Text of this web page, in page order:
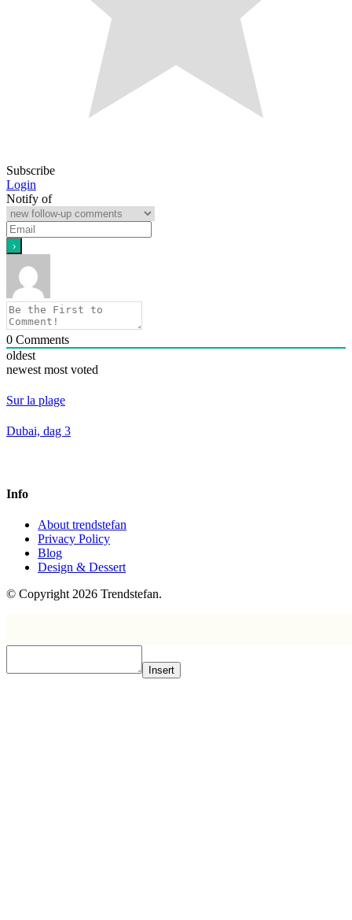
Subscribe
Login
Notify of
0 Comments
oldest
newest most voted
Sur la plage
Dubai, dag 3
Info
About trendstefan
Privacy Policy
Blog
Design & Dessert
© Copyright 2026 Trendstefan.
Insert